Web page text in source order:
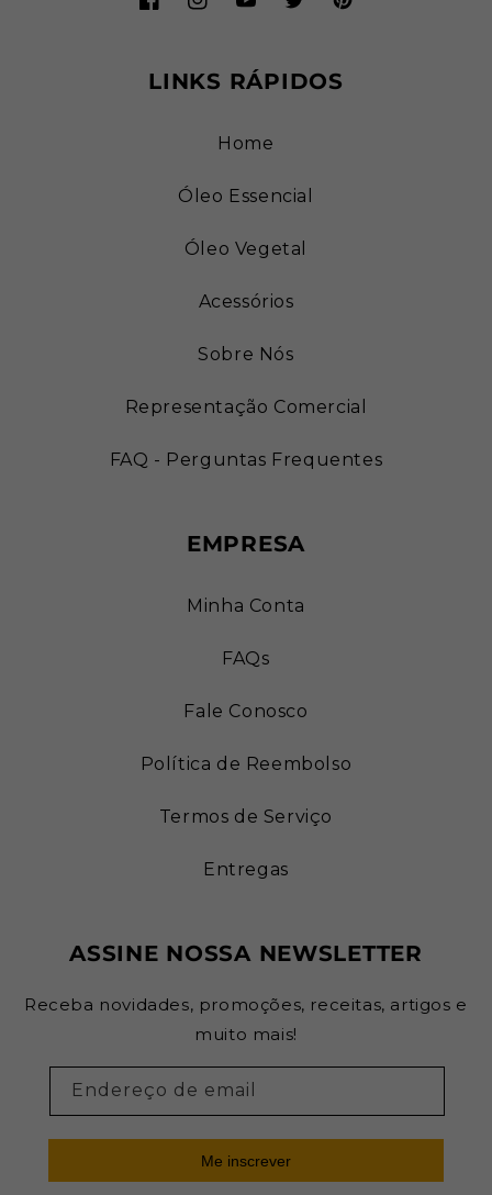
FacebookInstagramYouTubeTwitterPinterest
LINKS RÁPIDOS
Home
Óleo Essencial
Óleo Vegetal
Acessórios
Sobre Nós
Representação Comercial
FAQ - Perguntas Frequentes
EMPRESA
Minha Conta
FAQs
Fale Conosco
Política de Reembolso
Termos de Serviço
Entregas
ASSINE NOSSA NEWSLETTER
Receba novidades, promoções, receitas, artigos e
muito mais!
Endereço de email
Me inscrever